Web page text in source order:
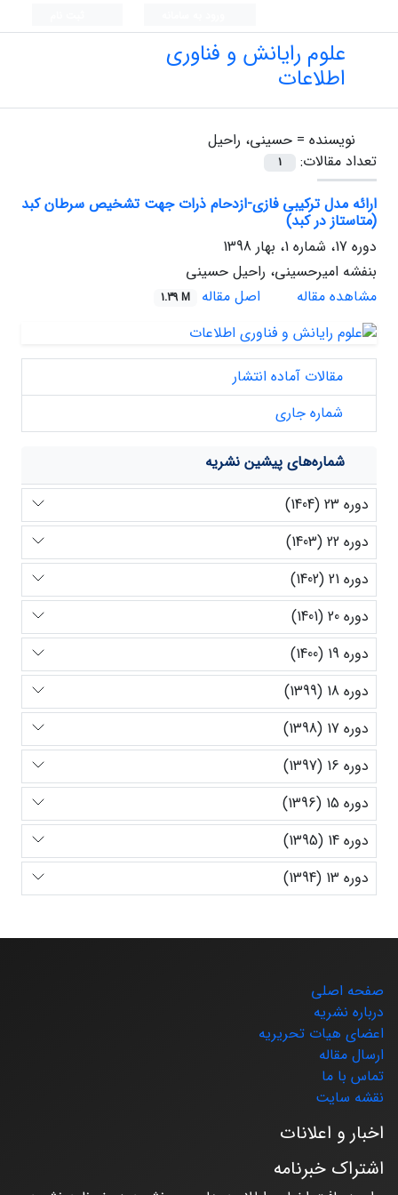
علوم رایانش و فناوری
اطلاعات
نویسنده = حسینی، راحیل
تعداد مقالات:
1
ارائه مدل ترکیبی فازی-ازدحام ذرات جهت تشخیص سرطان کبد
(متاستاز در کبد)
دوره 17، شماره 1، بهار 1398
بنفشه امیرحسینی، راحیل حسینی
مشاهده مقاله
اصل مقاله 1.39 M
مقالات آماده انتشار
شماره جاری
شماره‌های پیشین نشریه
دوره 23 (1404)
دوره 22 (1403)
دوره 21 (1402)
دوره 20 (1401)
دوره 19 (1400)
دوره 18 (1399)
دوره 17 (1398)
دوره 16 (1397)
دوره 15 (1396)
دوره 14 (1395)
دوره 13 (1394)
صفحه اصلی
درباره نشریه
اعضای هیات تحریریه
ارسال مقاله
تماس با ما
نقشه سایت
اخبار و اعلانات
اشتراک خبرنامه